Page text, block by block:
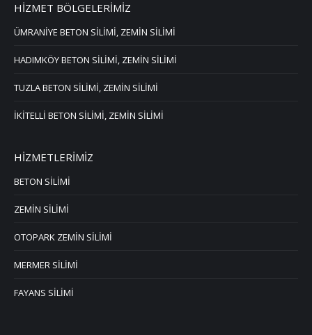
HİZMET BÖLGELERİMİZ
ÜMRANİYE BETON SİLİMİ, ZEMİN SİLİMİ
HADIMKÖY BETON SİLİMİ, ZEMİN SİLİMİ
TUZLA BETON SİLİMİ, ZEMİN SİLİMİ
İKİTELLİ BETON SİLİMİ, ZEMİN SİLİMİ
HİZMETLERİMİZ
BETON SİLİMİ
ZEMİN SİLİMİ
OTOPARK ZEMİN SİLİMİ
MERMER SİLİMİ
FAYANS SİLİMİ